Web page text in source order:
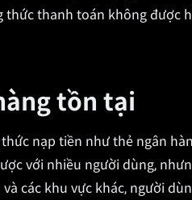
thức thanh toán không được
tồn tại
nạp tiền như thẻ ngân
với nhiều người dùng,
các khu vực khác, người